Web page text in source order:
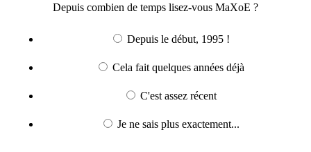
Depuis combien de temps lisez-vous MaXoE ?
Depuis le début, 1995 !
Cela fait quelques années déjà
C'est assez récent
Je ne sais plus exactement...